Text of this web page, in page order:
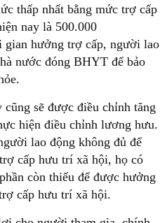
thấp nhất bằng mức trợ cấp
nay là 500.000
gian hưởng trợ cấp, người lao
nước đóng BHYT để bảo
sẽ được điều chỉnh tăng
hiện điều chỉnh lương hưu.
lao động không đủ để
cấp hưu trí xã hội, họ có
còn thiếu để được hưởng
cấp hưu trí xã hội.